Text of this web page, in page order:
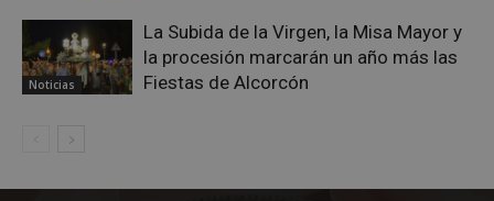
Noticias
La Subida de la Virgen, la Misa Mayor y
la procesión marcarán un año más las
Fiestas de Alcorcón